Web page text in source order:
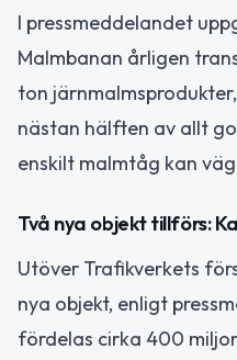
I pressmeddelandet
Malmbanan årligen
ton
nästan hälften av allt
enskilt malmtåg kan
Två nya objekt tillförs:
Utöver Trafikverkets
nya objekt, enligt
fördelas cirka 400